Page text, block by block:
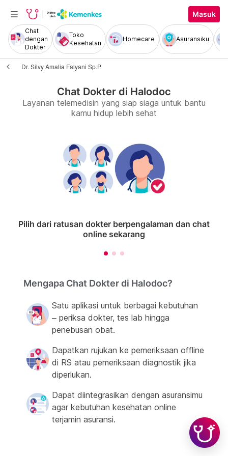
Masuk
Chat
dengan
Dokter
Toko
Kesehatan
Homecare Asuransiku
Dr. Silvy Amalia Falyani Sp.P
Chat Dokter di Halodoc
Layanan telemedisin yang siap siaga untuk bantu
kamu hidup lebih sehat
Pilih dari ratusan dokter berpengalaman dan chat
online sekarang
Mengapa Chat Dokter di Halodoc?
Satu aplikasi untuk berbagai kebutuhan
– periksa dokter, tes lab hingga
penebusan obat.
Dapatkan rujukan ke pemeriksaan offline
di RS atau pemeriksaan diagnostik jika
diperlukan.
Dapat diintegrasikan dengan asuransimu
agar kebutuhan kesehatan online
terjamin asuransi.